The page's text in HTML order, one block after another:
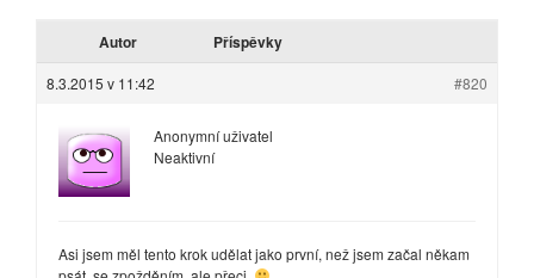
Autor Příspěvky
8.3.2015 v 11:42 #820
Anonymní uživatel
Neaktivní
Asi jsem měl tento krok udělat jako první, než jsem začal někam